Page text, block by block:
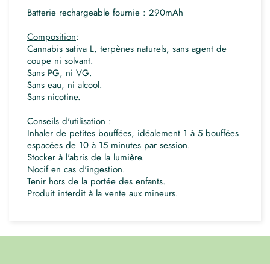
Batterie rechargeable fournie : 290mAh
Composition:
Cannabis sativa L, terpènes naturels, sans agent de
coupe ni solvant.
Sans PG, ni VG.
Sans eau, ni alcool.
Sans nicotine.
Conseils d'utilisation :
Inhaler de petites bouffées, idéalement 1 à 5 bouffées
espacées de 10 à 15 minutes par session.
Stocker à l'abris de la lumière.
Nocif en cas d'ingestion.
Tenir hors de la portée des enfants.
Produit interdit à la vente aux mineurs.